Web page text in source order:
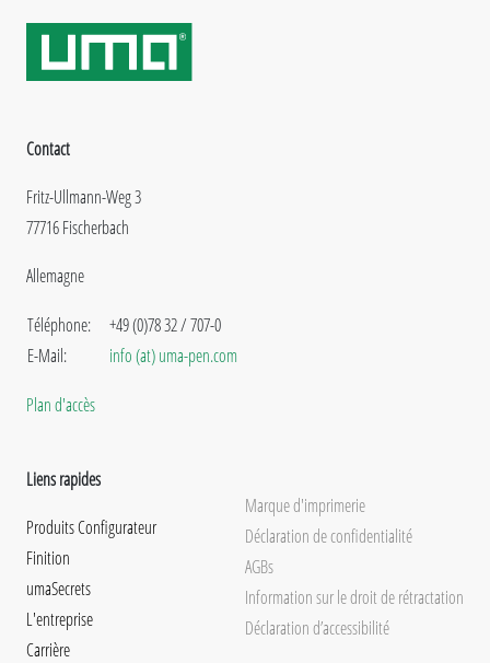
Contact
Fritz-Ullmann-Weg 3
77716 Fischerbach
Allemagne
Téléphone:
E-Mail:
+49 (0)78 32 / 707-0
info (at) uma-pen.com
Plan d'accès
Liens rapides
Produits Configurateur
Finition
umaSecrets
L'entreprise
Carrière
Marque d'imprimerie
Déclaration de confidentialité
AGBs
Information sur le droit de rétractation
Déclaration d’accessibilité